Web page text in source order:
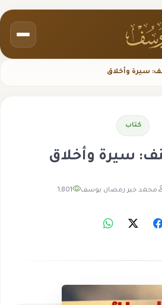
سيرة وأخلاق
كتاب
سيرة وأخلاق
محمد خير رمضان يوسف 1,801